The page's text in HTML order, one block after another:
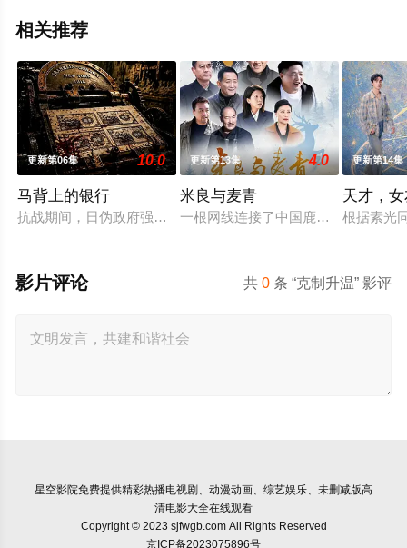
相关推荐
更新第06集 10.0
马背上的银行
抗战期间，日伪政府强行推广、使用由“中国准备银行”发行的
更新第13集 4.0
米良与麦青
一根网线连接了中国鹿鸣村和英国牛
更新第14集
天才，
根据素光
共0 条 “克制升温” 影评
影片评论
星空影院免费提供精彩热播电视剧、动漫动画、综艺娱乐、未删减版高
清电影大全在线观看
Copyright © 2023 sjfwgb.com All Rights Reserved
京ICP备2023075896号